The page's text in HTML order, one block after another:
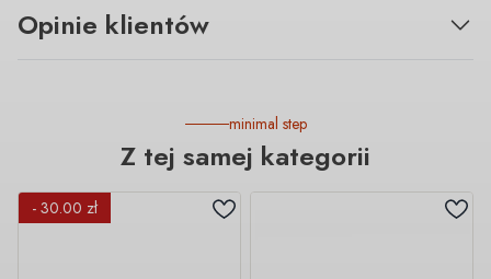
Opinie klientów
minimal step
Z tej samej kategorii
- 30.00 zł